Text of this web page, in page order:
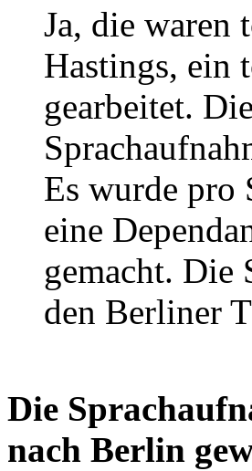
Ja, die waren
Hastings, ein
gearbeitet.
Es wurde pro
eine
gemacht. Die
den Berliner
Die
nach Berlin